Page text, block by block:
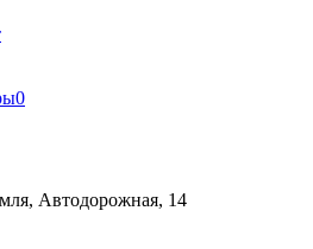
0
Автодорожная, 14